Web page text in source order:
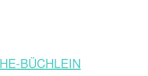
BÜCHLEIN